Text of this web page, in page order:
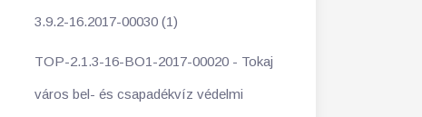
3.9.2-16.2017-00030 (1)
TOP-2.1.3-16-BO1-2017-00020 - Tokaj
város bel- és csapadékvíz védelmi